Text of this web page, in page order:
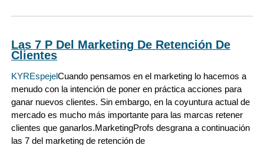
Las 7 P Del Marketing De Retención De
Clientes
KYREspejelCuando pensamos en el marketing lo hacemos a
menudo con la intención de poner en práctica acciones para
ganar nuevos clientes. Sin embargo, en la coyuntura actual de
mercado es mucho más importante para las marcas retener
clientes que ganarlos.MarketingProfs desgrana a continuación
las 7 del marketing de retención de